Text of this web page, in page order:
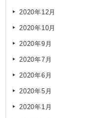
2020年12月
2020年10月
2020年9月
2020年7月
2020年6月
2020年5月
2020年1月